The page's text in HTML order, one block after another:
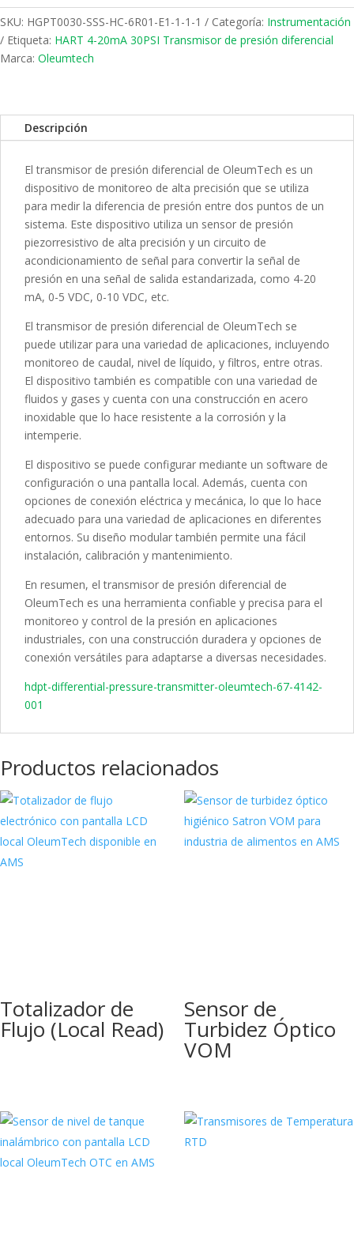
SKU: HGPT0030-SSS-HC-6R01-E1-1-1-1 Categoría: Instrumentación
Etiqueta: HART 4-20mA 30PSI Transmisor de presión diferencial
Marca: Oleumtech
Descripción
El transmisor de presión diferencial de OleumTech es un
dispositivo de monitoreo de alta precisión que se utiliza
para medir la diferencia de presión entre dos puntos de un
sistema. Este dispositivo utiliza un sensor de presión
piezorresistivo de alta precisión y un circuito de
acondicionamiento de señal para convertir la señal de
presión en una señal de salida estandarizada, como 4-20
mA, 0-5 VDC, 0-10 VDC, etc.
El transmisor de presión diferencial de OleumTech se
puede utilizar para una variedad de aplicaciones, incluyendo
monitoreo de caudal, nivel de líquido, y filtros, entre otras.
El dispositivo también es compatible con una variedad de
fluidos y gases y cuenta con una construcción en acero
inoxidable que lo hace resistente a la corrosión y la
intemperie.
El dispositivo se puede configurar mediante un software de
configuración o una pantalla local. Además, cuenta con
opciones de conexión eléctrica y mecánica, lo que lo hace
adecuado para una variedad de aplicaciones en diferentes
entornos. Su diseño modular también permite una fácil
instalación, calibración y mantenimiento.
En resumen, el transmisor de presión diferencial de
OleumTech es una herramienta confiable y precisa para el
monitoreo y control de la presión en aplicaciones
industriales, con una construcción duradera y opciones de
conexión versátiles para adaptarse a diversas necesidades.
hdpt-differential-pressure-transmitter-oleumtech-67-4142-
001
Productos relacionados
Totalizador de
Flujo (Local Read)
Sensor de
Turbidez Óptico
VOM